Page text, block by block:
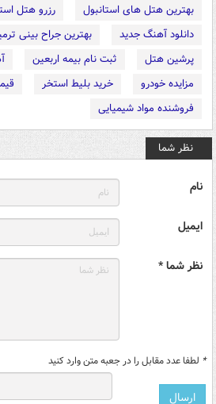
بهترین هتل های استانبول
رزرو هتل
دانلود آهنگ جدید
بهترین جراح بینی
پرشین هتل
ثبت نام بیمه اربعین
مزایده خودرو
خرید بلیط استخر
فروشنده مواد شیمیایی
نظر شما
نام
ایمیل
نظر شما *
* لطفا عدد مقابل را در جعبه متن وارد کنید